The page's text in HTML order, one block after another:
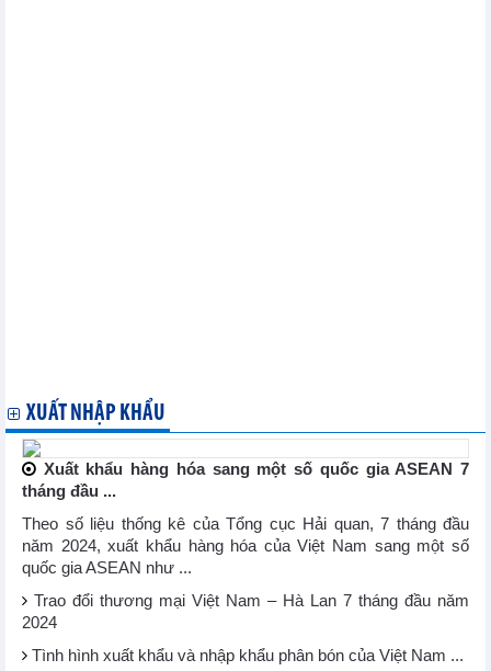
XUẤT NHẬP KHẨU
Xuất khẩu hàng hóa sang một số quốc gia ASEAN 7
tháng đầu ...
Theo số liệu thống kê của Tổng cục Hải quan, 7 tháng đầu
năm 2024, xuất khẩu hàng hóa của Việt Nam sang một số
quốc gia ASEAN như ...
Trao đổi thương mại Việt Nam – Hà Lan 7 tháng đầu năm
2024
Tình hình xuất khẩu và nhập khẩu phân bón của Việt Nam ...